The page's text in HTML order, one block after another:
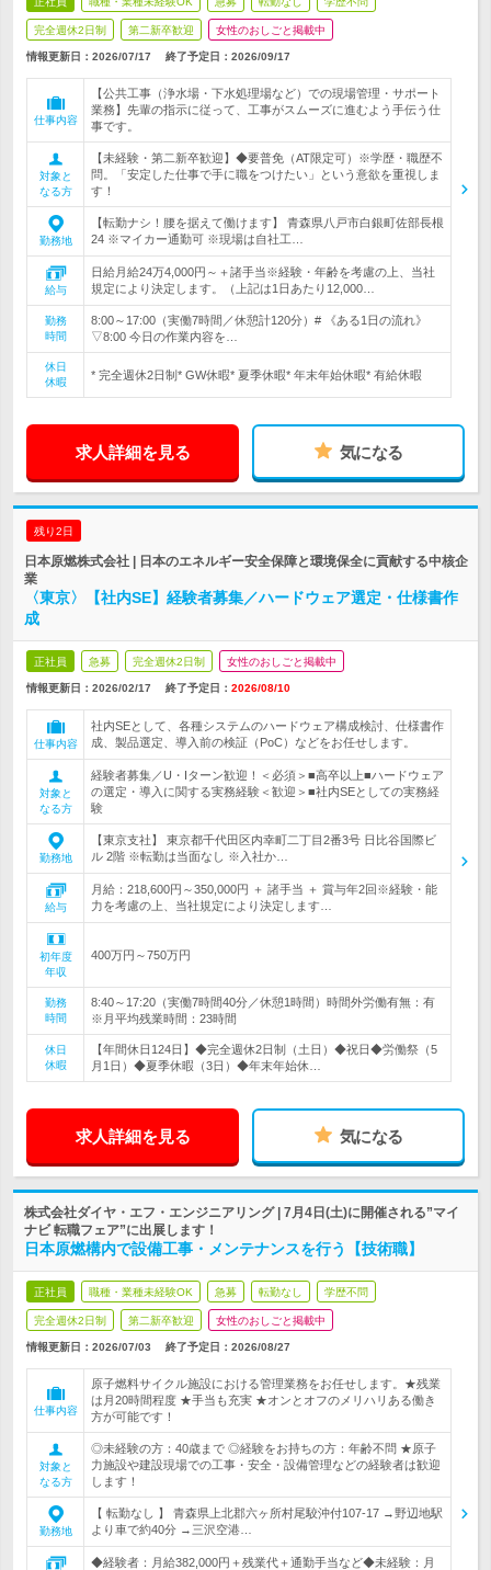
完全週休2日制 第二新卒歓迎 女性のおしごと掲載中
情報更新日：2026/07/17 終了予定日： 2026/09/17
仕事内容
【公共工事（浄水場・下水処理場など）での現場管理・サポート
業務】先輩の指示に従って、工事がスムーズに進むよう手伝う仕
事です。
対象と
なる方
【未経験・第二新卒歓迎】◆要普免（AT限定可）※学歴・職歴不
問。「安定した仕事で手に職をつけたい」という意欲を重視しま
す！
勤務地
【転勤ナシ！腰を据えて働けます】 青森県八戸市白銀町佐部長根
24 ※マイカー通勤可 ※現場は自社工…
給与
日給月給24万4,000円～＋諸手当※経験・年齢を考慮の上、当社
規定により決定します。（上記は1日あたり12,000…
勤務
時間
8:00～17:00（実働7時間／休憩計120分）# 《ある1日の流れ》
▽8:00 今日の作業内容を…
休日
休暇
* 完全週休2日制* GW休暇* 夏季休暇* 年末年始休暇* 有給休暇
求人詳細を見る 気になる
残り2日
日本原燃株式会社 | 日本のエネルギー安全保障と環境保全に貢献する中核企
業
〈東京〉【社内SE】経験者募集／ハードウェア選定・仕様書作
成
正社員 急募 完全週休2日制 女性のおしごと掲載中
情報更新日：2026/02/17 終了予定日： 2026/08/10
仕事内容
社内SEとして、各種システムのハードウェア構成検討、仕様書作
成、製品選定、導入前の検証（PoC）などをお任せします。
対象と
なる方
経験者募集／U・Iターン歓迎！＜必須＞■高卒以上■ハードウェア
の選定・導入に関する実務経験＜歓迎＞■社内SEとしての実務経
験
勤務地
【東京支社】 東京都千代田区内幸町二丁目2番3号 日比谷国際ビ
ル 2階 ※転勤は当面なし ※入社か…
給与
月給：218,600円～350,000円 ＋ 諸手当 ＋ 賞与年2回※経験・能
力を考慮の上、当社規定により決定します…
初年度
年収
400万円～750万円
勤務
時間
8:40～17:20（実働7時間40分／休憩1時間）時間外労働有無：有
※月平均残業時間：23時間
休日
休暇
【年間休日124日】◆完全週休2日制（土日）◆祝日◆労働祭（5
月1日）◆夏季休暇（3日）◆年末年始休…
求人詳細を見る 気になる
株式会社ダイヤ・エフ・エンジニアリング | 7月4日(土)に開催される”マイ
ナビ 転職フェア”に出展します！
日本原燃構内で設備工事・メンテナンスを行う【技術職】
正社員 職種・業種未経験OK 急募 転勤なし 学歴不問
完全週休2日制 第二新卒歓迎 女性のおしごと掲載中
情報更新日：2026/07/03 終了予定日： 2026/08/27
仕事内容
原子燃料サイクル施設における管理業務をお任せします。★残業
は月20時間程度 ★手当も充実 ★オンとオフのメリハリある働き
方が可能です！
対象と
なる方
◎未経験の方：40歳まで ◎経験をお持ちの方：年齢不問 ★原子
力施設や建設現場での工事・安全・設備管理などの経験者は歓迎
します！
勤務地
【 転勤なし 】 青森県上北郡六ヶ所村尾駮沖付107-17 →野辺地駅
より車で約40分 →三沢空港…
◆経験者：月給382,000円＋残業代＋通勤手当など◆未経験：月